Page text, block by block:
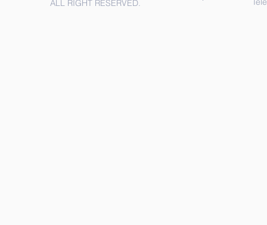
ALL RIGHT RESERVED.